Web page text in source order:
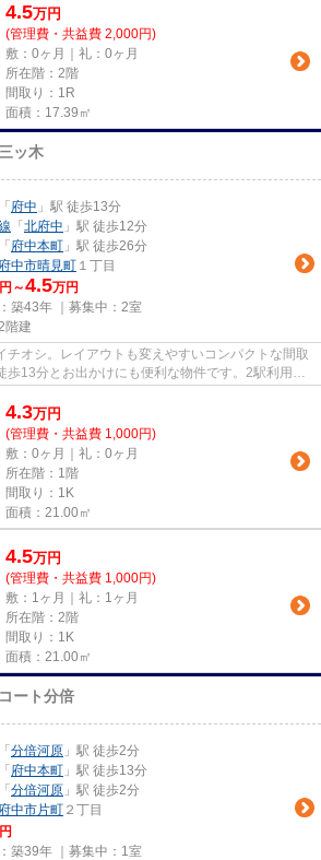
4.5万円
(管理費・共益費 2,000円)
敷：0ヶ月｜礼：0ヶ月
所在階：2階
間取り：1R
面積：17.39㎡
ッ木
「 府中 」駅 徒歩13分
「 北府中 」駅 徒歩12分
「 府中本町 」駅 徒歩26分
府中市晴見町 １丁目
～4.5万円
築43年 ｜募集中： 2室
階建
チオシ。レイアウトも変えやすいコンパクトな間取
歩13分とお出かけにも便利な物件です。2駅利用可
...
4.3万円
(管理費・共益費 1,000円)
敷：0ヶ月｜礼：0ヶ月
所在階：1階
間取り：1K
面積：21.00㎡
4.5万円
(管理費・共益費 1,000円)
敷：1ヶ月｜礼：1ヶ月
所在階：2階
間取り：1K
面積：21.00㎡
ート分倍
「 分倍河原 」駅 徒歩2分
「 府中本町 」駅 徒歩13分
「 分倍河原 」駅 徒歩2分
府中市片町 ２丁目
築39年 ｜募集中： 1室